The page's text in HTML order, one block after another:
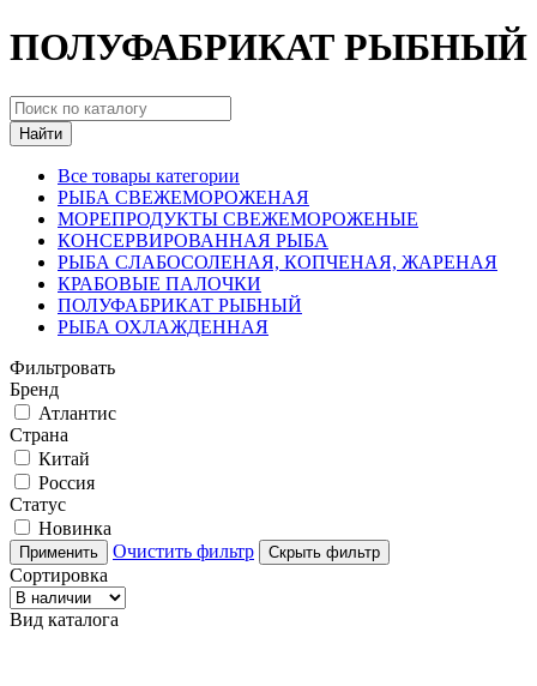
ПОЛУФАБРИКАТ РЫБНЫЙ
Найти
Все товары категории
РЫБА СВЕЖЕМОРОЖЕНАЯ
МОРЕПРОДУКТЫ СВЕЖЕМОРОЖЕНЫЕ
КОНСЕРВИРОВАННАЯ РЫБА
РЫБА СЛАБОСОЛЕНАЯ, КОПЧЕНАЯ, ЖАРЕНАЯ
КРАБОВЫЕ ПАЛОЧКИ
ПОЛУФАБРИКАТ РЫБНЫЙ
РЫБА ОХЛАЖДЕННАЯ
Фильтровать
Бренд
Атлантис
Страна
Китай
Россия
Статус
Новинка
Применить Очистить фильтр Скрыть фильтр
Сортировка
Вид каталога